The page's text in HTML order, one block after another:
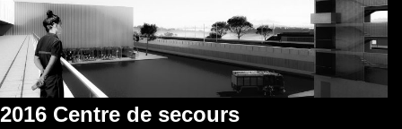
2016 Centre de secours